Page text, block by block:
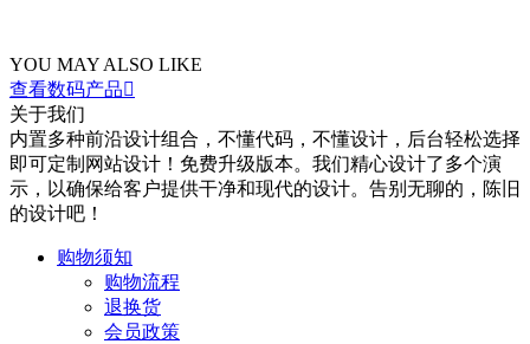
YOU MAY ALSO LIKE
查看数码产品
关于我们
内置多种前沿设计组合，不懂代码，不懂设计，后台轻松选择
即可定制网站设计！免费升级版本。我们精心设计了多个演
示，以确保给客户提供干净和现代的设计。告别无聊的，陈旧
的设计吧！
购物须知
购物流程
退换货
会员政策